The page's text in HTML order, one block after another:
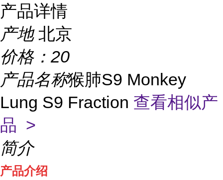
产品详情
产地 北京
价格： 20
产品名称猴肺S9 Monkey
Lung S9 Fraction 查看相似产
品 >
简介
产品介绍